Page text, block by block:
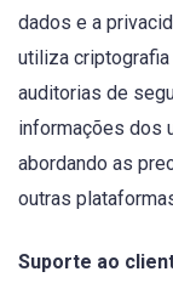
dados e a
utiliza
auditorias de
informações dos
abordando as
outras
Suporte ao